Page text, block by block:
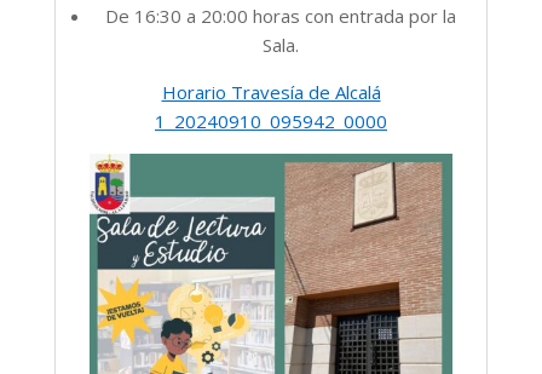
De 16:30 a 20:00 horas con entrada por la
Sala.
Horario Travesía de Alcalá
1_20240910_095942_0000